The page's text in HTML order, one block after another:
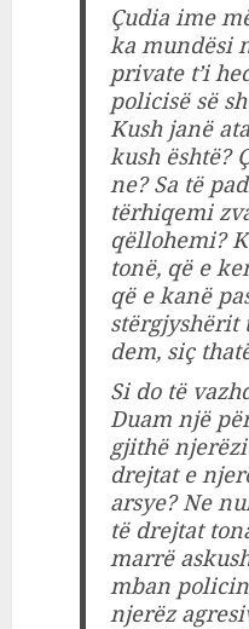
Çudia ime
ka mundësi
private t’i
policisë së
Kush janë
kush është?
ne? Sa të
tërhiqemi
qëllohemi?
tonë, që e
që e kanë
stërgjyshërit
dem, siç
Si do të
Duam një
gjithë
drejtat e
arsye? Ne
të drejtat
marrë
mban
njerëz